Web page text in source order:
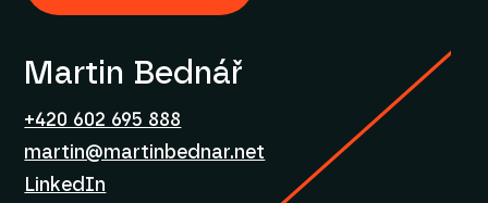
Martin Bednář
+420 602 695 888
martin@martinbednar.net
LinkedIn